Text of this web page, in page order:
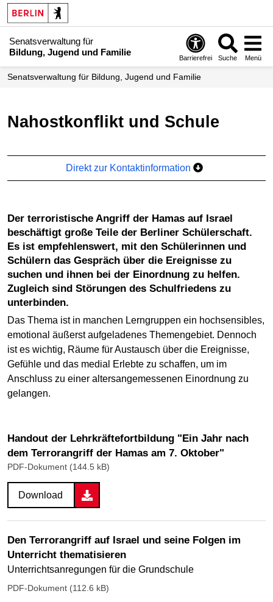
Senatsverwaltung für
Bildung, Jugend und Familie
Barrierefrei Suche Menü
Senats­verwaltung für Bildung, Jugend und Familie
Nahostkonflikt und Schule
Direkt zur Kontaktinformation
Der terroristische Angriff der Hamas auf Israel
beschäftigt große Teile der Berliner Schülerschaft.
Es ist empfehlenswert, mit den Schülerinnen und
Schülern das Gespräch über die Ereignisse zu
suchen und ihnen bei der Einordnung zu helfen.
Zugleich sind Störungen des Schulfriedens zu
unterbinden.
Das Thema ist in manchen Lerngruppen ein hochsensibles,
emotional äußerst aufgeladenes Themengebiet. Dennoch
ist es wichtig, Räume für Austausch über die Ereignisse,
Gefühle und das medial Erlebte zu schaffen, um im
Anschluss zu einer altersangemessenen Einordnung zu
gelangen.
Handout der Lehrkräftefortbildung "Ein Jahr nach
dem Terrorangriff der Hamas am 7. Oktober"
PDF-Dokument (144.5 kB)
Download
Den Terrorangriff auf Israel und seine Folgen im
Unterricht thematisieren
Unterrichtsanregungen für die Grundschule
PDF-Dokument (112.6 kB)